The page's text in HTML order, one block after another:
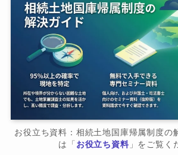
お役立ち資料：相続土地国庫帰属制度
は「 お役立ち資料」をご覧く